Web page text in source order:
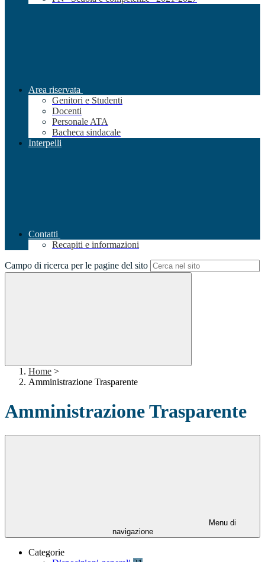
Area riservata
Genitori e Studenti
Docenti
Personale ATA
Bacheca sindacale
Interpelli
Contatti
Recapiti e informazioni
Campo di ricerca per le pagine del sito
Home >
Amministrazione Trasparente
Amministrazione Trasparente
Menu di
navigazione
Categorie